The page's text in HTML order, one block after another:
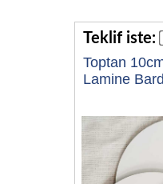
Teklif iste:
Toptan
Lamine